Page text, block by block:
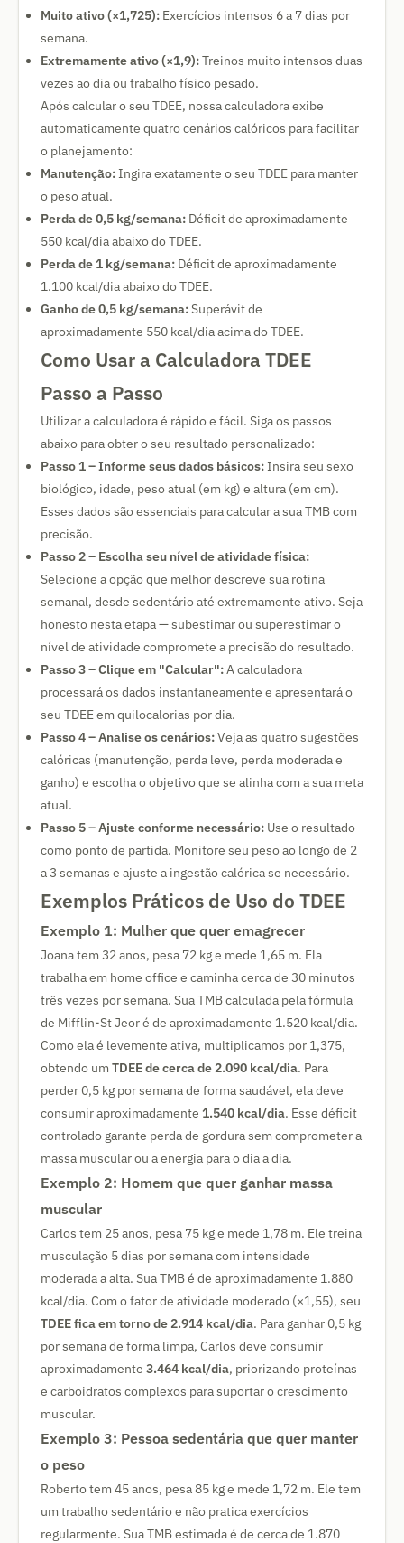
Muito ativo (×1,725): Exercícios intensos 6 a 7 dias por
semana.
Extremamente ativo (×1,9):Treinos muito intensos duas
vezes ao dia ou trabalho físico pesado.
Após calcular o seu TDEE, nossa calculadora exibe
automaticamente quatro cenários calóricos para facilitar
o planejamento:
Manutenção:Ingira exatamente o seu TDEE para manter
o peso atual.
Perda de 0,5 kg/semana: Déficit de aproximadamente
550 kcal/dia abaixo do TDEE.
Perda de 1 kg/semana: Déficit de aproximadamente
1.100 kcal/dia abaixo do TDEE.
Ganho de 0,5 kg/semana:Superávit de
aproximadamente 550 kcal/dia acima do TDEE.
Como Usar a Calculadora TDEE
Passo a Passo
Utilizar a calculadora é rápido e fácil. Siga os passos
abaixo para obter o seu resultado personalizado:
Passo 1 – Informe seus dados básicos:Insira seu sexo
biológico, idade, peso atual (em kg) e altura (em cm).
Esses dados são essenciais para calcular a sua TMB com
precisão.
Passo 2 – Escolha seu nível de atividade física:
Selecione a opção que melhor descreve sua rotina
semanal, desde sedentário até extremamente ativo. Seja
honesto nesta etapa — subestimar ou superestimar o
nível de atividade compromete a precisão do resultado.
Passo 3 – Clique em "Calcular":A calculadora
processará os dados instantaneamente e apresentará o
seu TDEE em quilocalorias por dia.
Passo 4 – Analise os cenários:Veja as quatro sugestões
calóricas (manutenção, perda leve, perda moderada e
ganho) e escolha o objetivo que se alinha com a sua meta
atual.
Passo 5 – Ajuste conforme necessário: Use o resultado
como ponto de partida. Monitore seu peso ao longo de 2
a 3 semanas e ajuste a ingestão calórica se necessário.
Exemplos Práticos de Uso do TDEE
Exemplo 1: Mulher que quer emagrecer
Joana tem 32 anos, pesa 72 kg e mede 1,65 m. Ela
trabalha em home office e caminha cerca de 30 minutos
três vezes por semana. Sua TMB calculada pela fórmula
de Mifflin-St Jeor é de aproximadamente 1.520 kcal/dia.
Como ela é levemente ativa, multiplicamos por 1,375,
obtendo um TDEE de cerca de 2.090 kcal/dia. Para
perder 0,5 kg por semana de forma saudável, ela deve
consumir aproximadamente 1.540 kcal/dia. Esse déficit
controlado garante perda de gordura sem comprometer a
massa muscular ou a energia para o dia a dia.
Exemplo 2: Homem que quer ganhar massa
muscular
Carlos tem 25 anos, pesa 75 kg e mede 1,78 m. Ele treina
musculação 5 dias por semana com intensidade
moderada a alta. Sua TMB é de aproximadamente 1.880
kcal/dia. Com o fator de atividade moderado (×1,55), seu
TDEE fica em torno de 2.914 kcal/dia. Para ganhar 0,5 kg
por semana de forma limpa, Carlos deve consumir
aproximadamente 3.464 kcal/dia, priorizando proteínas
e carboidratos complexos para suportar o crescimento
muscular.
Exemplo 3: Pessoa sedentária que quer manter
o peso
Roberto tem 45 anos, pesa 85 kg e mede 1,72 m. Ele tem
um trabalho sedentário e não pratica exercícios
regularmente. Sua TMB estimada é de cerca de 1.870